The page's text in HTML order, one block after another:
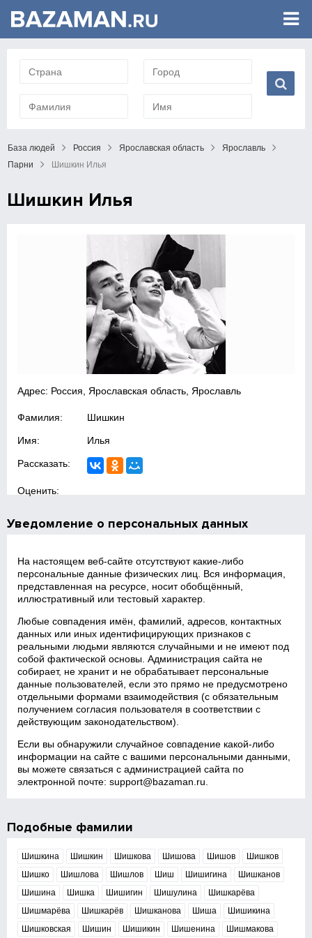
База людей Россия Ярославская область
Ярославль
Парни
Шишкин Илья
Шишкин Илья
Адрес: Россия, Ярославская область, Ярославль
Фамилия: Шишкин
Имя: Илья
Рассказать:
Оценить:
Уведомление о персональных данных
На настоящем веб‑сайте отсутствуют какие‑либо
персональные данные физических лиц. Вся информация,
представленная на ресурсе, носит обобщённый,
иллюстративный или тестовый характер.
Любые совпадения имён, фамилий, адресов, контактных
данных или иных идентифицирующих признаков с
реальными людьми являются случайными и не имеют под
собой фактической основы. Администрация сайта не
собирает, не хранит и не обрабатывает персональные
данные пользователей, если это прямо не предусмотрено
отдельными формами взаимодействия (с обязательным
получением согласия пользователя в соответствии с
действующим законодательством).
Если вы обнаружили случайное совпадение какой‑либо
информации на сайте с вашими персональными данными,
вы можете связаться с администрацией сайта по
электронной почте:support@bazaman.ru
Подобные фамилии
Шишкина Шишкин Шишкова Шишова Шишов
Шишков
Шишко
Шишлова Шишлов Шиш Шишигина
Шишканов
Шишина
Шишка Шишигин Шишулина
Шишкарёва
Шишмарёва
Шишкарёв Шишканова Шиша
Шишикина
Шишковская
Шишин Шишикин Шишенина Шишмакова